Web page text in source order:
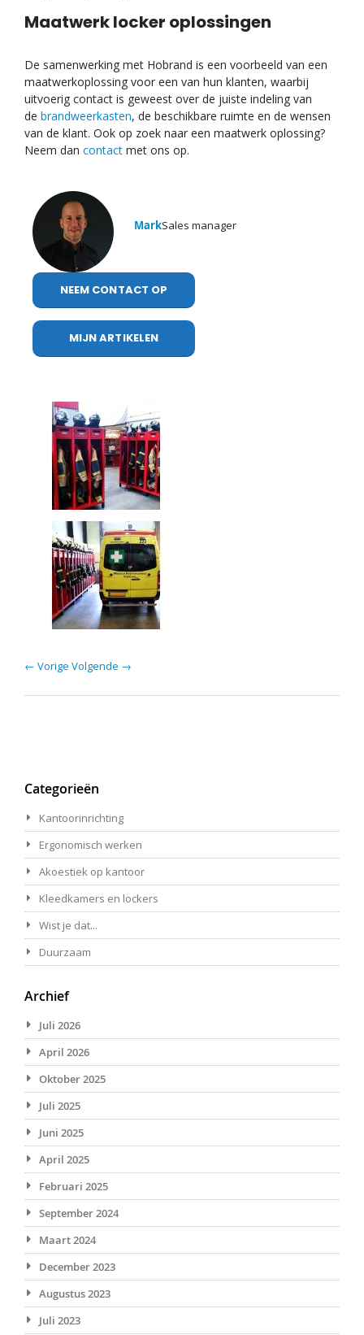
Maatwerk locker oplossingen
De samenwerking met Hobrand is een voorbeeld van een
maatwerkoplossing voor een van hun klanten, waarbij
uitvoerig contact is geweest over de juiste indeling van
de brandweerkasten, de beschikbare ruimte en de wensen
van de klant. Ook op zoek naar een maatwerk oplossing?
Neem dan contact met ons op.
MarkSales manager
NEEM CONTACT OP
MIJN ARTIKELEN
← Vorige Volgende →
Categorieën
Kantoorinrichting
Ergonomisch werken
Akoestiek op kantoor
Kleedkamers en lockers
Wist je dat...
Duurzaam
Archief
Juli 2026
April 2026
Oktober 2025
Juli 2025
Juni 2025
April 2025
Februari 2025
September 2024
Maart 2024
December 2023
Augustus 2023
Juli 2023